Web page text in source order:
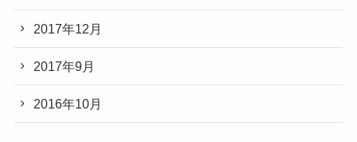
2017年12月
2017年9月
2016年10月